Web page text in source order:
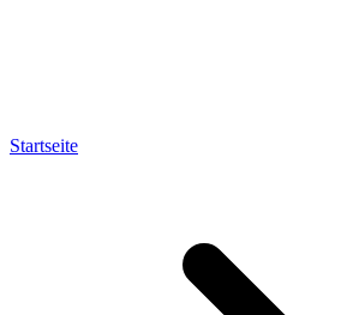
Startseite